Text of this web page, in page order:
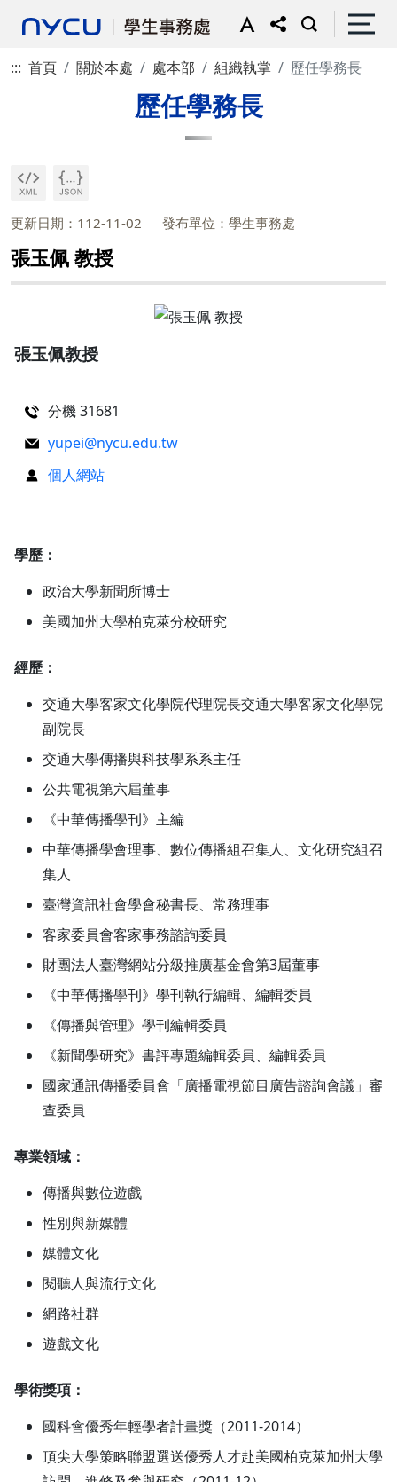
::: 首頁 關於本處 處本部 組織執掌 歷任學務長
歷任學務長
更新日期：112-11-02 發布單位：學生事務處
張玉佩 教授
張玉佩教授
分機 31681
yupei@nycu.edu.tw
個人網站
學歷：
政治大學新聞所博士
美國加州大學柏克萊分校研究
經歷：
交通大學客家文化學院代理院長交通大學客家文化學院
副院長
交通大學傳播與科技學系系主任
公共電視第六屆董事
《中華傳播學刊》主編
中華傳播學會理事、數位傳播組召集人、文化研究組召
集人
臺灣資訊社會學會秘書長、常務理事
客家委員會客家事務諮詢委員
財團法人臺灣網站分級推廣基金會第3屆董事
《中華傳播學刊》學刊執行編輯、編輯委員
《傳播與管理》學刊編輯委員
《新聞學研究》書評專題編輯委員、編輯委員
國家通訊傳播委員會「廣播電視節目廣告諮詢會議」審
查委員
專業領域：
傳播與數位遊戲
性別與新媒體
媒體文化
閱聽人與流行文化
網路社群
遊戲文化
學術獎項：
國科會優秀年輕學者計畫獎（2011-2014）
頂尖大學策略聯盟選送優秀人才赴美國柏克萊加州大學